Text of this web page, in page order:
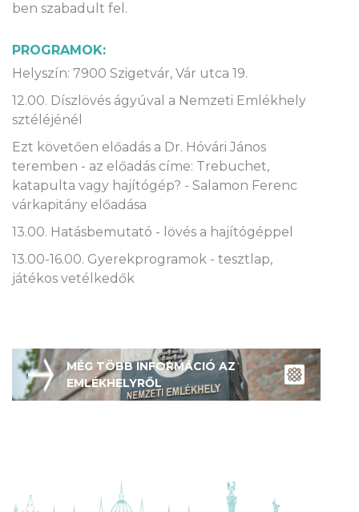
ben szabadult fel.
PROGRAMOK:
Helyszín: 7900 Szigetvár, Vár utca 19.
12.00. Díszlövés ágyúval a Nemzeti Emlékhely
sztéléjénél
Ezt követően előadás a Dr. Hóvári János
teremben - az előadás címe: Trebuchet,
katapulta vagy hajítógép? - Salamon Ferenc
várkapitány előadása
13.00. Hatásbemutató - lövés a hajítógéppel
13.00-16.00. Gyerekprogramok - tesztlap,
játékos vetélkedők
MÉG TÖBB INFORMÁCIÓ AZ
EMLÉKHELYRŐL